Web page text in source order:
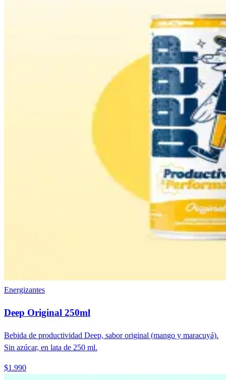
Energizantes
Deep Original 250ml
Bebida de productividad Deep, sabor original (mango y maracuyá).
Sin azúcar, en lata de 250 ml.
$1.990